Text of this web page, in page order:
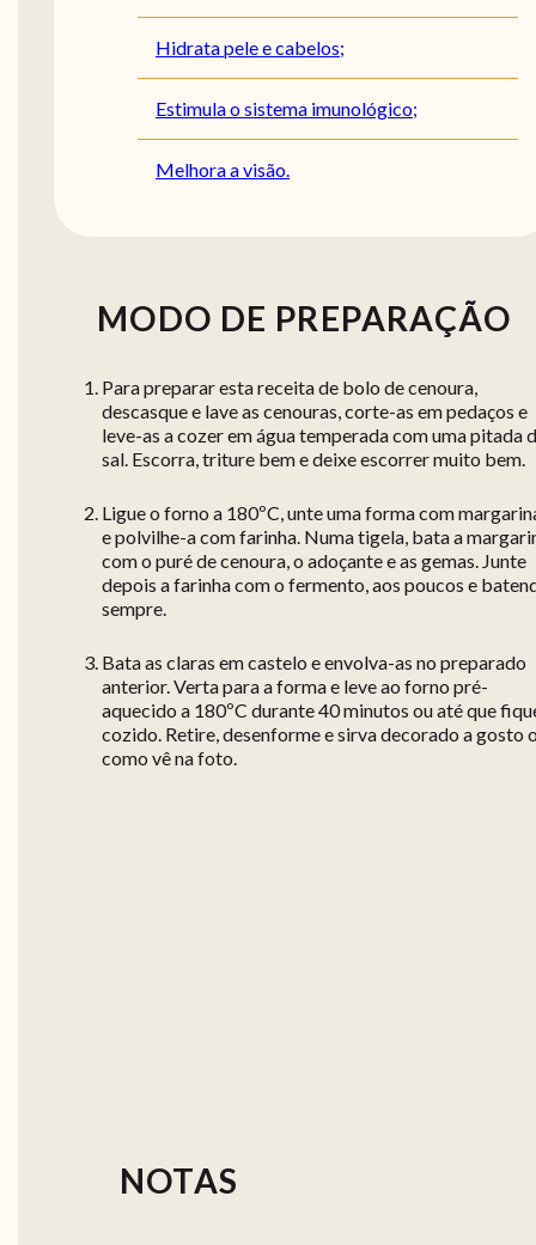
Hidrata pele e cabelos;
Estimula o sistema imunológico;
Melhora a visão.
MODO DE PREPARAÇÃO
Para preparar esta receita de bolo de cenoura,
descasque e lave as cenouras, corte-as em pedaços e
leve-as a cozer em água temperada com uma pitada
sal. Escorra, triture bem e deixe escorrer muito bem.
Ligue o forno a 180ºC, unte uma forma com
e polvilhe-a com farinha. Numa tigela, bata a
com o puré de cenoura, o adoçante e as gemas. Junte
depois a farinha com o fermento, aos poucos e
sempre.
Bata as claras em castelo e envolva-as no preparado
anterior. Verta para a forma e leve ao forno pré-
aquecido a 180ºC durante 40 minutos ou até que
cozido. Retire, desenforme e sirva decorado a gosto
como vê na foto.
NOTAS